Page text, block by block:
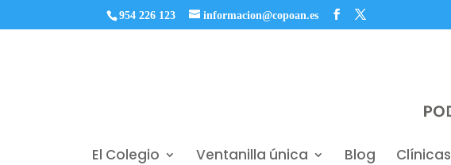
954 226 123 informacion@copoan.es
El Colegio Ventanilla única Blog Clínicas